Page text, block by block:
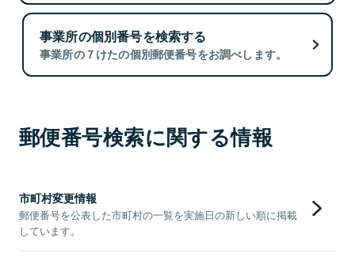
事業所の個別番号を検索する
事業所の７けたの個別郵便番号をお調べします。
郵便番号検索に関する情報
市町村変更情報
郵便番号を公表した市町村の一覧を実施日の新しい順に掲載
しています。